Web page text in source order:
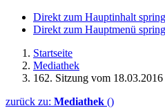
Direkt zum Hauptinhalt
Direkt zum Hauptmenü
Startseite
Mediathek
162. Sitzung vom 18.03.2016
zurück zu: Mediathek ()